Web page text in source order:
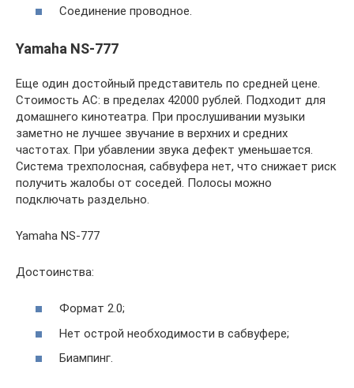
Соединение проводное.
Yamaha NS-777
Еще один достойный представитель по средней цене.
Стоимость АС: в пределах 42000 рублей. Подходит для
домашнего кинотеатра. При прослушивании музыки
заметно не лучшее звучание в верхних и средних
частотах. При убавлении звука дефект уменьшается.
Система трехполосная, сабвуфера нет, что снижает риск
получить жалобы от соседей. Полосы можно
подключать раздельно.
Yamaha NS-777
Достоинства:
Формат 2.0;
Нет острой необходимости в сабвуфере;
Биампинг.